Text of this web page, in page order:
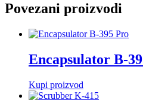
Povezani proizvodi
Encapsulator B-
Kupi proizvod